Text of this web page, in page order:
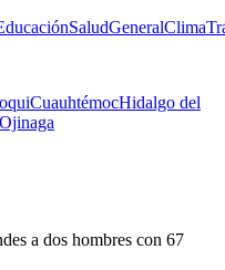
SaludGeneralClima
CuauhtémocHidalgo del
Ojinaga
a dos hombres con 67